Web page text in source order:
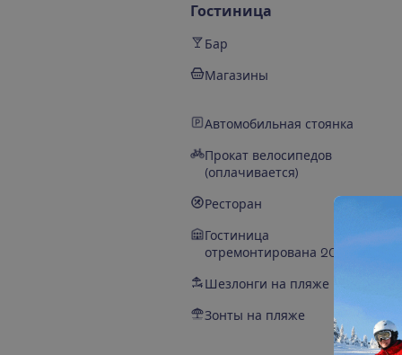
Гостиница
Бар
Магазины
Автомобильная стоянка
Прокат велосипедов
(оплачивается)
Ресторан
Гостиница
отремонтирована 2022 г
Шезлонги на пляже
Зонты на пляже